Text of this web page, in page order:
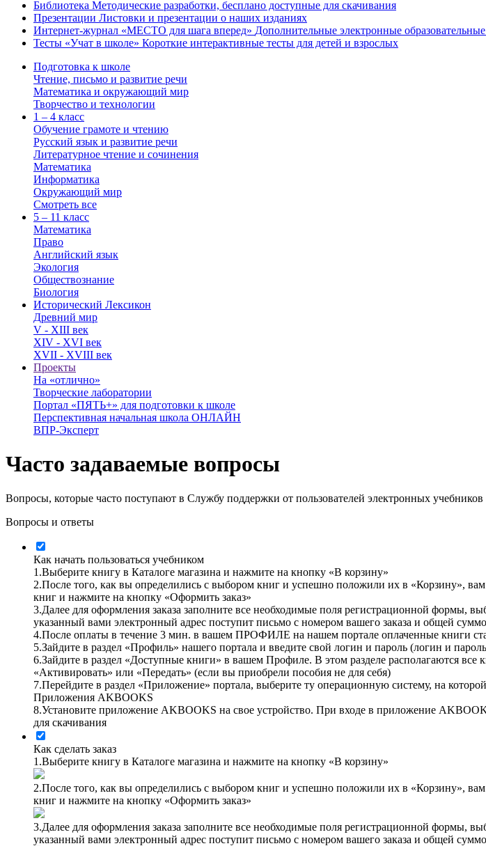
Библиотека Методические разработки, бесплано доступные для скачивания
Презентации Листовки и презентации о наших изданиях
Интернет-журнал «МЕСТО для шага вперед» Дополнительные электронные
Тесты «Учат в школе» Короткие интерактивные тесты для детей и взрослых
Подготовка к школе
Чтение, письмо и развитие речи
Математика и окружающий мир
Творчество и технологии
1 – 4 класс
Обучение грамоте и чтению
Русский язык и развитие речи
Литературное чтение и сочинения
Математика
Информатика
Окружающий мир
Смотреть все
5 – 11 класс
Математика
Право
Английский язык
Экология
Обществознание
Биология
Исторический Лексикон
Древний мир
V - XIII век
XIV - XVI век
XVII - XVIII век
Проекты
На «отлично»
Творческие лаборатории
Портал «ПЯТЬ+» для подготовки к школе
Перспективная начальная школа ОНЛАЙН
ВПР-Эксперт
Часто задаваемые вопросы
Вопросы, которые часто поступают в Службу поддержки от пользователей электронных
Вопросы и ответы
Как начать пользоваться учебником
1.Выберите книгу в Каталоге магазина и нажмите на кнопку «В корзину»
2.После того, как вы определились с выбором книг и успешно положили их в «Корзину»,
книг и нажмите на кнопку «Оформить заказ»
3.Далее для оформления заказа заполните все необходимые поля регистрационной формы,
указанный вами электронный адрес поступит письмо с номером вашего заказа и общей
4.После оплаты в течение 3 мин. в вашем ПРОФИЛЕ на нашем портале оплаченные книги
5.Зайдите в раздел «Профиль» нашего портала и введите свой логин и пароль (логин и
6.Зайдите в раздел «Доступные книги» в вашем Профиле. В этом разделе располагаются
«Активировать» или «Передать» (если вы приобрели пособия не для себя)
7.Перейдите в раздел «Приложение» портала, выберите ту операционную систему, на
Приложения AKBOOKS
8.Установите приложение AKBOOKS на свое устройство. При входе в приложение
для скачивания
Как сделать заказ
1.Выберите книгу в Каталоге магазина и нажмите на кнопку «В корзину»
2.После того, как вы определились с выбором книг и успешно положили их в «Корзину»,
книг и нажмите на кнопку «Оформить заказ»
3.Далее для оформления заказа заполните все необходимые поля регистрационной формы,
указанный вами электронный адрес поступит письмо с номером вашего заказа и общей